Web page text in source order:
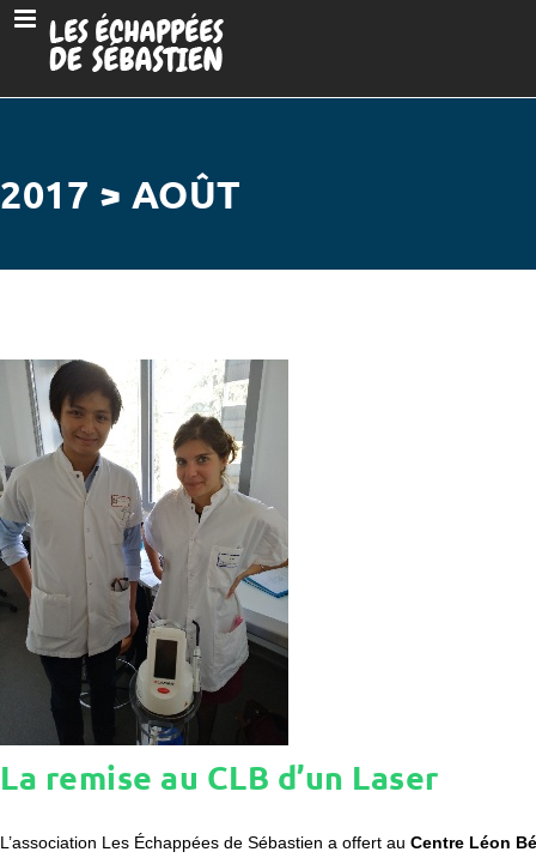
2017 > AOÛT
La remise au CLB d’un Laser
L’association Les Échappées de Sébastien a offert au Centre Léon